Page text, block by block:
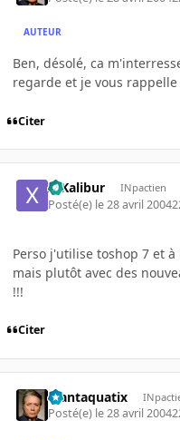
AUTEUR
Ben, désolé, ca
regarde et je vous
Citer
X-Kalibur INpactien
Posté(e) le 28 avril 2004
Perso j'utilise toshop 7 et
mais plutôt avec des
!!!
Citer
Plantaquatix
Posté(e) le 28 avril 2004